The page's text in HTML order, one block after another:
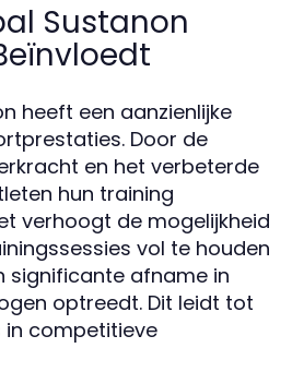
Sustanon
heeft een aanzienlijke
Door de
en het verbeterde
hun training
verhoogt de mogelijkheid
vol te houden
significante afname in
optreedt. Dit leidt tot
competitieve